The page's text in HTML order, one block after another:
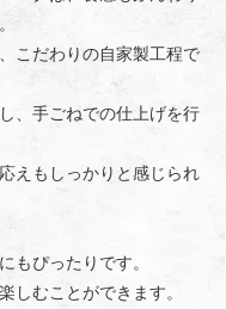
こだわりの自家製工程で
、手ごねでの仕上げを行
えもしっかりと感じられ
もぴったりです。
しむことができます。